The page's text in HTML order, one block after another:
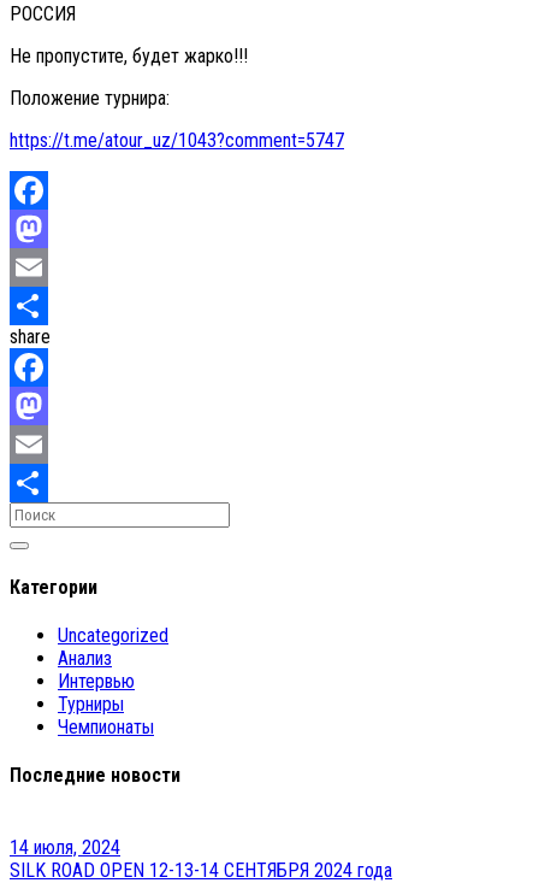
РОССИЯ
Не пропустите, будет жарко!!!
Положение турнира:
https://t.me/atour_uz/1043?comment=5747
Facebook
Mastodon
Email
Отправить
share
Facebook
Mastodon
Email
Отправить
Категории
Uncategorized
Анализ
Интервью
Турниры
Чемпионаты
Последние новости
14 июля, 2024
SILK ROAD OPEN 12-13-14 СЕНТЯБРЯ 2024 года